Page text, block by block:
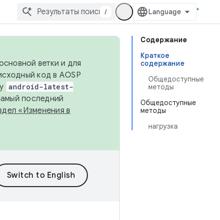
/
Содержание
Краткое
содержание
Общедоступные
методы
Общедоступные
методы
нагрузка
ветки и для
код в AOSP
android-latest-
последний
«Изменения в